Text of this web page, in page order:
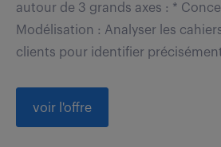
autour de 3 grands axes : *
Modélisation : Analyser les
clients pour identifier
voir l'offre